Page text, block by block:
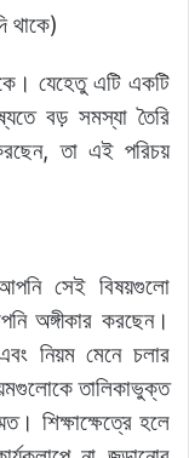
থাকে)
যেহেতু এটি একটি
বড় সমস্যা তৈরি
তা এই পরিচয়
সেই বিষয়গুলো
অঙ্গীকার করছেন।
নিয়ম মেনে চলার
তালিকাভুক্ত
শিক্ষাক্ষেত্রে হলে